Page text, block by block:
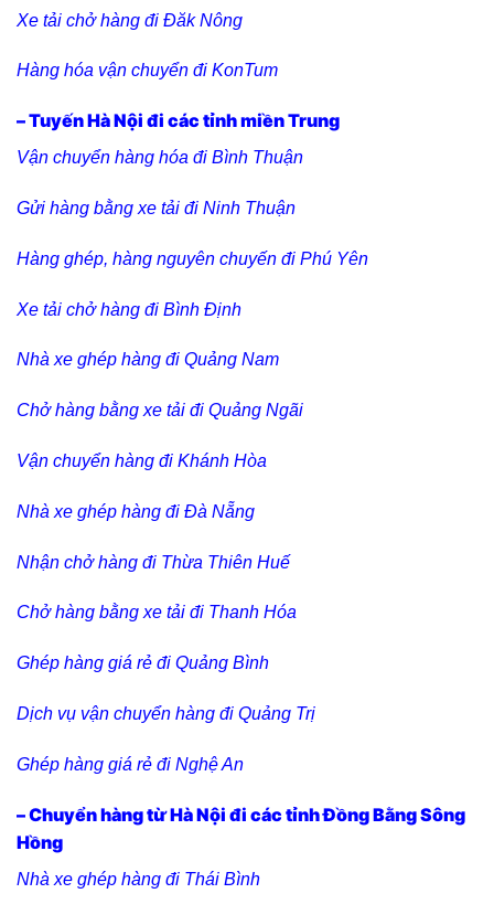
Xe tải chở hàng đi Đăk Nông
Hàng hóa vận chuyển đi KonTum
– Tuyến Hà Nội đi các tỉnh miền Trung
Vận chuyển hàng hóa đi Bình Thuận
Gửi hàng bằng xe tải đi Ninh Thuận
Hàng ghép, hàng nguyên chuyến đi Phú Yên
Xe tải chở hàng đi Bình Định
Nhà xe ghép hàng đi Quảng Nam
Chở hàng bằng xe tải đi Quảng Ngãi
Vận chuyển hàng đi Khánh Hòa
Nhà xe ghép hàng đi Đà Nẵng
Nhận chở hàng đi Thừa Thiên Huế
Chở hàng bằng xe tải đi Thanh Hóa
Ghép hàng giá rẻ đi Quảng Bình
Dịch vụ vận chuyển hàng đi Quảng Trị
Ghép hàng giá rẻ đi Nghệ An
– Chuyển hàng từ Hà Nội đi các tỉnh Đồng Bằng Sông
Hồng
Nhà xe ghép hàng đi Thái Bình